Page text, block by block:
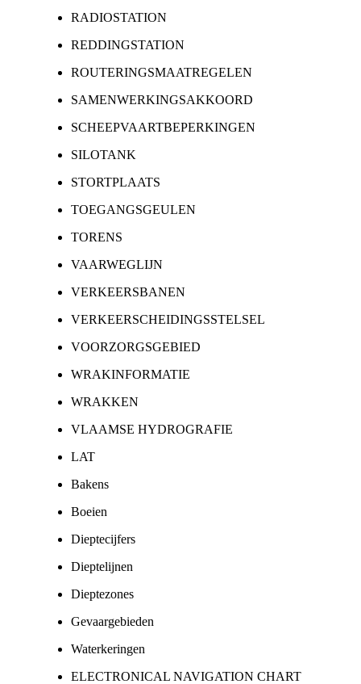
RADIOSTATION
REDDINGSTATION
ROUTERINGSMAATREGELEN
SAMENWERKINGSAKKOORD
SCHEEPVAARTBEPERKINGEN
SILOTANK
STORTPLAATS
TOEGANGSGEULEN
TORENS
VAARWEGLIJN
VERKEERSBANEN
VERKEERSCHEIDINGSSTELSEL
VOORZORGSGEBIED
WRAKINFORMATIE
WRAKKEN
VLAAMSE HYDROGRAFIE
LAT
Bakens
Boeien
Dieptecijfers
Dieptelijnen
Dieptezones
Gevaargebieden
Waterkeringen
ELECTRONICAL NAVIGATION CHART